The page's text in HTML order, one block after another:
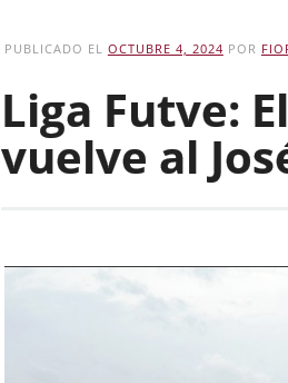
PUBLICADO EL OCTUBRE 4, 2024 POR
Liga Futve:
vuelve al